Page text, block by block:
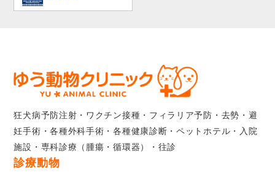
狂犬病予防注射・ワクチン接種・フィラリア予防・去勢・避
妊手術・各種外科手術・各種健康診断・ペットホテル・入院
施設・専科診療（腫瘍・循環器）・往診
診療動物